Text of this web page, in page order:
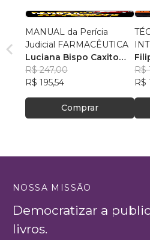
MANUAL da Perícia
Judicial FARMACÊUTICA
Luciana Bispo Caxito
Lopes Cançado
R$ 247,00
R$ 195,54
Comprar
R$
R$
NOSSA MISSÃO
Democratizar a
livros.